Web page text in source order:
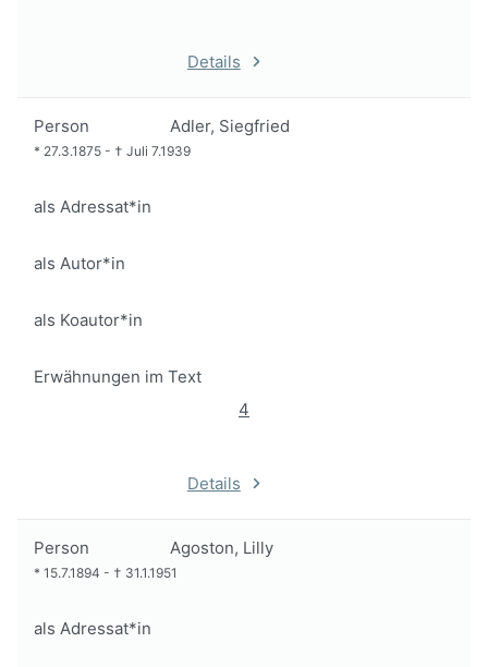
Details
Person Adler, Siegfried
* 27.3.1875 - † Juli 7.1939
als Adressat*in
als Autor*in
als Koautor*in
Erwähnungen im Text
4
Details
Person Agoston, Lilly
* 15.7.1894 - † 31.1.1951
als Adressat*in